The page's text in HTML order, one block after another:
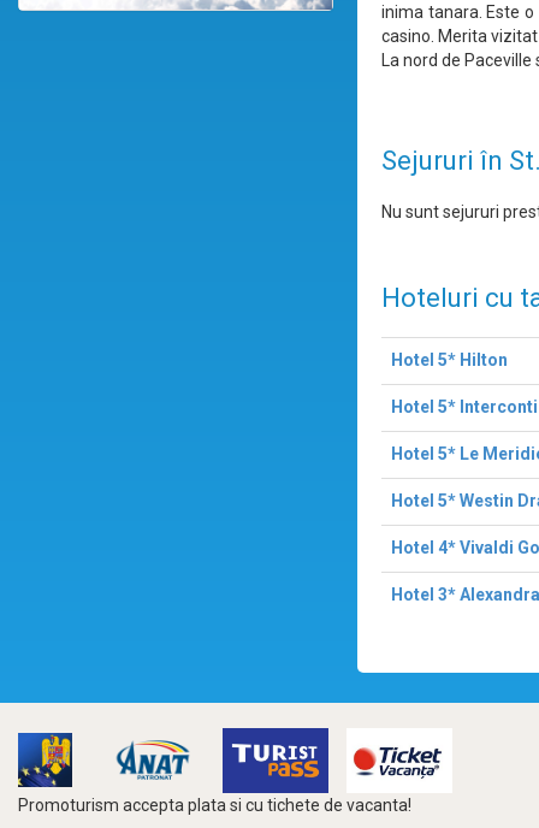
inima tanara. Este
casino. Merita
La nord de
Sejururi în
Nu sunt sejururi
Hoteluri cu
Hotel 5* Hilton
Hotel 5*
Hotel 5* Le
Hotel 5* Westin
Hotel 4* Vivaldi
Hotel 3* Alexandra
Promoturism accepta plata si cu tichete de vacanta!